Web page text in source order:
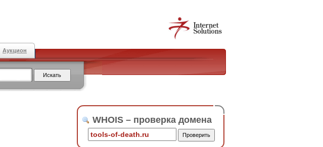
Аукцион
WHOIS – проверка домена